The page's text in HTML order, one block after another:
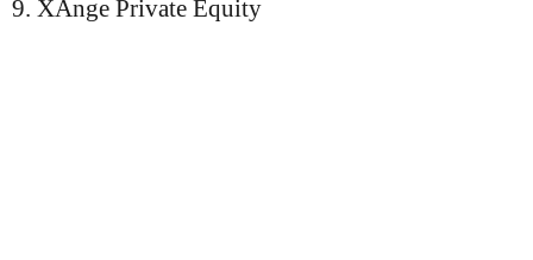
9. XAnge Private Equity